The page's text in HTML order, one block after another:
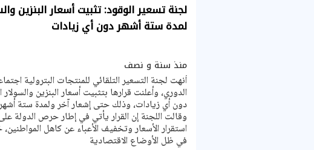
لجنة تسعير الوقود: تثبيت أسعار البنزين
لمدة ستة أشهر دون أي زيادات
منذ سنة و نصف
أنهت لجنة التسعير التلقائي للمنتجات البترولية
الدوري، وأعلنت قرارها بتثبيت أسعار البنزين والسولار
دون أي زيادات، وذلك حتى إشعار آخر ولمدة ستة
وقالت اللجنة إن القرار يأتي في إطار حرص الدولة
استقرار الأسعار وتخفيف الأعباء عن كاهل
في ظل الأوضاع الاقتصادية